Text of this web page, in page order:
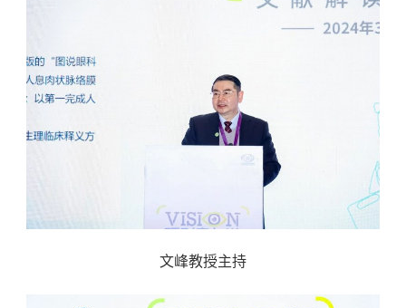
文峰教授主持